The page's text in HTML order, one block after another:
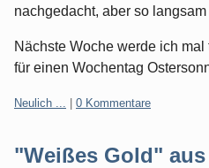
nachgedacht, aber so
Nächste Woche werde ich
für einen Wochentag
Kategorien:
Neulich ... 0 Kommentare
"Weißes Gold"